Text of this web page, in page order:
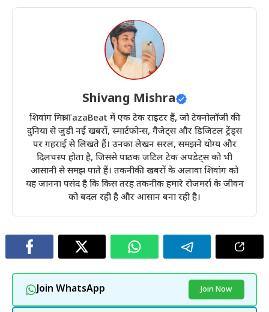
Shivang Mishra
शिवांग मिश्रा TazaBeat में एक टेक राइटर हैं, जो टेक्नोलॉजी की
दुनिया से जुड़ी नई खबरों, स्मार्टफोन्स, गैजेट्स और डिजिटल ट्रेंड्स
पर गहराई से लिखते हैं। उनका लेखन सरल, समझने योग्य और
दिलचस्प होता है, जिससे पाठक जटिल टेक अपडेट्स को भी
आसानी से समझ पाते हैं। तकनीकी खबरों के अलावा शिवांग को
यह जानना पसंद है कि किस तरह तकनीक हमारे रोज़मर्रा के जीवन
को बदल रही है और आसान बना रही है।
Join WhatsApp Join Now